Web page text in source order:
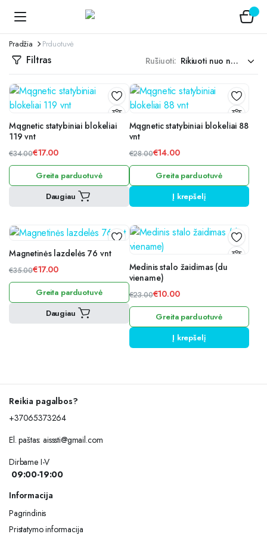
Pradžia Prduotuvė
Filtras Rūšiuoti:
Mqgnetic statybiniai blokeliai
119 vnt
€34.00
Original
was:
€17.00
Current
is:
Greita parduotuvė
Daugiau
Mqgnetic statybiniai blokeliai 88
vnt
€28.00
Original
was:
€28.00.
€14.00
Current
is:
€14.00.
Greita parduotuvė
Į krepšelį
Magnetinės lazdelės 76 vnt
€35.00
Original
was:
€17.00
Current
is:
Greita parduotuvė
Daugiau
Medinis stalo žaidimas (du
viename)
€23.00
Original
was:
€23.00.
€10.00
Current
is:
€10.00.
Greita parduotuvė
Į krepšelį
Reikia pagalbos?
+37065373264
El. paštas:aisssti@gmail.com
Dirbame I-V
09:00-19:00
Informacija
Pagrindinis
Pristatymo informacija